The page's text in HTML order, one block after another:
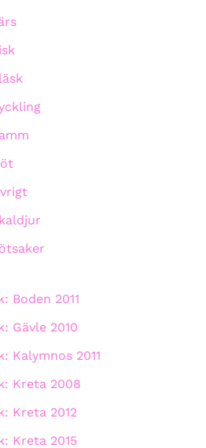
Boden 2011
Gävle 2010
Kalymnos 2011
Kreta 2008
Kreta 2012
Kreta 2015